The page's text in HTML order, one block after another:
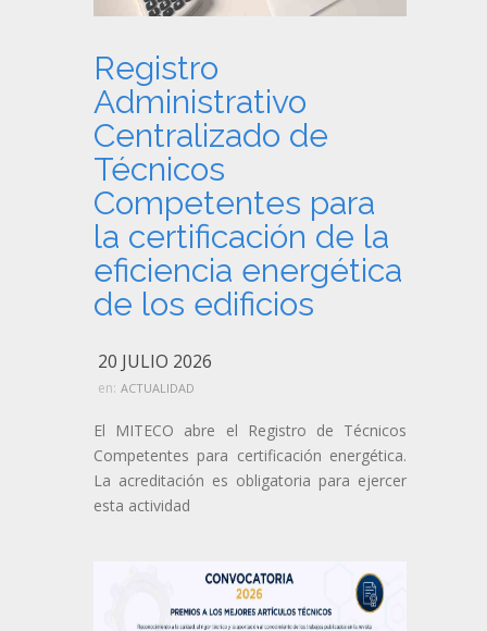
Registro
Administrativo
Centralizado de
Técnicos
Competentes para
la certificación de la
eficiencia energética
de los edificios
20 JULIO 2026
en: ACTUALIDAD
El MITECO abre el Registro de Técnicos
Competentes para certificación energética.
La acreditación es obligatoria para ejercer
esta actividad